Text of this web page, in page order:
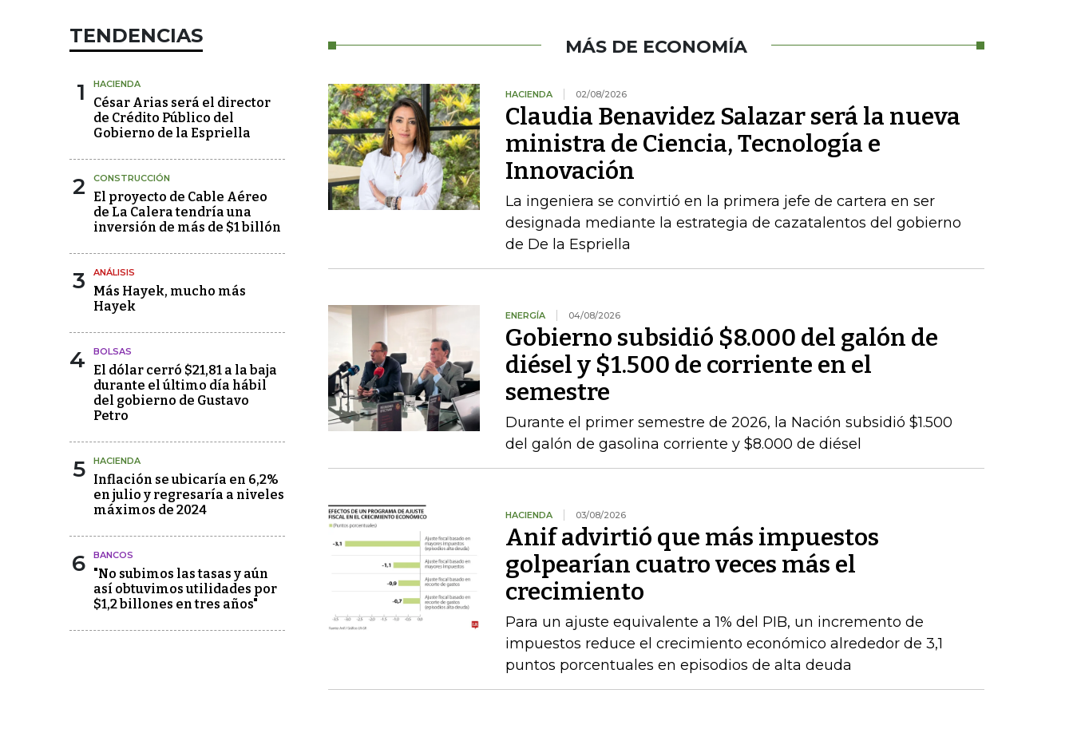
TENDENCIAS
1 HACIENDA
César Arias será el director
de Crédito Público del
Gobierno de la Espriella
2 CONSTRUCCIÓN
El proyecto de Cable Aéreo
de La Calera tendría una
inversión de más de $1 billón
3 ANÁLISIS
Más Hayek, mucho más
Hayek
4 BOLSAS
El dólar cerró $21,81 a la baja
durante el último día hábil
del gobierno de Gustavo
Petro
5 HACIENDA
Inflación se ubicaría en 6,2%
en julio y regresaría a niveles
máximos de 2024
6 BANCOS
"No subimos las tasas y aún
así obtuvimos utilidades por
$1,2 billones en tres años"
MÁS DE ECONOMÍA
HACIENDA 02/08/2026
Claudia Benavidez Salazar será la nueva
ministra de Ciencia, Tecnología e
Innovación
La ingeniera se convirtió en la primera jefe de cartera en ser
designada mediante la estrategia de cazatalentos del gobierno
de De la Espriella
ENERGÍA 04/08/2026
Gobierno subsidió $8.000 del galón de
diésel y $1.500 de corriente en el
semestre
Durante el primer semestre de 2026, la Nación subsidió $1.500
del galón de gasolina corriente y $8.000 de diésel
HACIENDA 03/08/2026
Anif advirtió que más impuestos
golpearían cuatro veces más el
crecimiento
Para un ajuste equivalente a 1% del PIB, un incremento de
impuestos reduce el crecimiento económico alrededor de 3,1
puntos porcentuales en episodios de alta deuda